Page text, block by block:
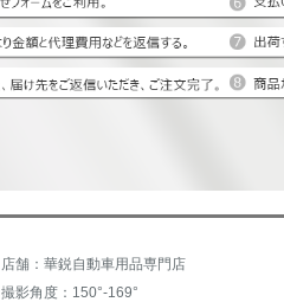
店舗：華鋭自動車用品専門店
撮影角度：150°-169°